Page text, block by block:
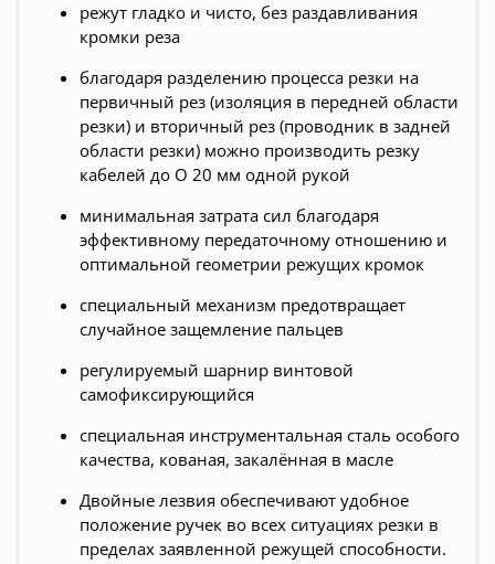
режут гладко и чисто, без раздавливания
кромки реза
благодаря разделению процесса резки на
первичный рез (изоляция в передней области
резки) и вторичный рез (проводник в задней
области резки) можно производить резку
кабелей до O 20 мм одной рукой
минимальная затрата сил благодаря
эффективному передаточному отношению и
оптимальной геометрии режущих кромок
специальный механизм предотвращает
случайное защемление пальцев
регулируемый шарнир винтовой
самофиксирующийся
специальная инструментальная сталь особого
качества, кованая, закалённая в масле
Двойные лезвия обеспечивают удобное
положение ручек во всех ситуациях резки в
пределах заявленной режущей способности.